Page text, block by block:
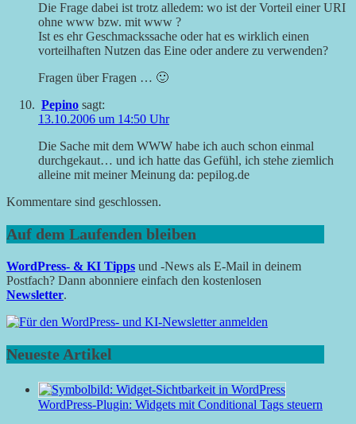
Die Frage dabei ist trotz alledem: wo ist der Vorteil einer URI
ohne www bzw. mit www ?
Ist es ehr Geschmackssache oder hat es wirklich einen
vorteilhaften Nutzen das Eine oder andere zu verwenden?
Fragen über Fragen … 🙂
Pepino sagt:
13.10.2006 um 14:50 Uhr
Die Sache mit dem WWW habe ich auch schon einmal
durchgekaut… und ich hatte das Gefühl, ich stehe ziemlich
alleine mit meiner Meinung da: pepilog.de
Kommentare sind geschlossen.
Auf dem Laufenden bleiben
WordPress- & KI Tipps und -News als E-Mail in deinem
Postfach? Dann abonniere einfach den kostenlosen
Newsletter.
Neueste Artikel
WordPress-Plugin: Widgets mit Conditional Tags steuern